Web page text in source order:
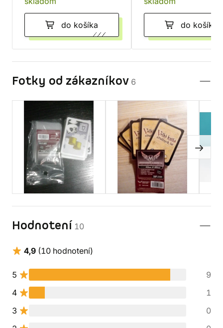
do košíka do košíka
Fotky od zákazníkov 6
Hodnotení 10
4,9 (10 hodnotení)
5
9
4
1
3
0